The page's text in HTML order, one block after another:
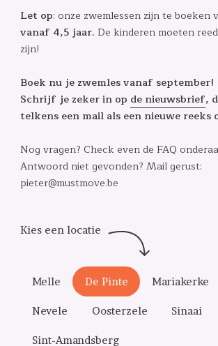
Let op: onze zwemlessen zijn te boeken
vanaf 4,5 jaar. De kinderen moeten
zijn!
Boek nu je zwemles vanaf september!
Schrijf je zeker in op de nieuwsbrief,
telkens een mail als een nieuwe reeks
Nog vragen? Check even de FAQ
Antwoord niet gevonden? Mail gerust:
pieter@mustmove.be
Melle De Pinte Mariakerke
Nevele Oosterzele Sinaai
Sint-Amandsberg